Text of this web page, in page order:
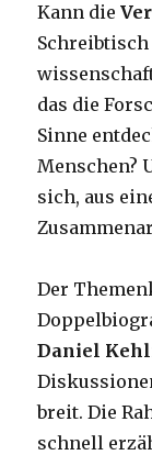
Kann die
Schreibtisch
das die
Sinne
Menschen?
sich, aus
Der
Daniel
breit. Die
schnell